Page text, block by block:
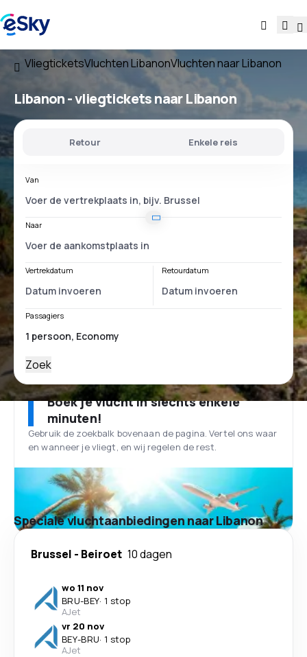
VliegticketsVluchten LibanonVluchten naar Libanon
Libanon - vliegtickets naar Libanon
Retour Enkele reis
Van
Naar
Vertrekdatum Retourdatum
Passagiers
Zoek
Boek je vlucht in slechts enkele
minuten!
Gebruik de zoekbalk bovenaan de pagina. Vertel ons waar
en wanneer je vliegt, en wij regelen de rest.
Speciale vluchtaanbiedingen naar Libanon
Brussel - Beiroet 10 dagen
wo 11 nov
BRU-BEY· 1 stop
AJet
vr 20 nov
BEY-BRU· 1 stop
AJet